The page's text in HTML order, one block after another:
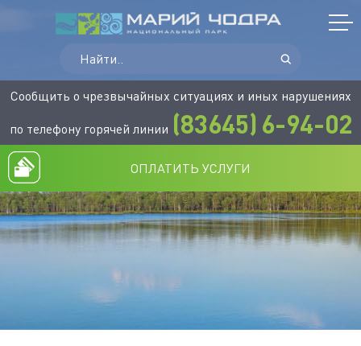
Сообщить о чрезвычайных ситуациях и иных нарушениях
по телефону горячей линии (83645) 6-94-02
ОПЛАТИТЬ УСЛУГИ